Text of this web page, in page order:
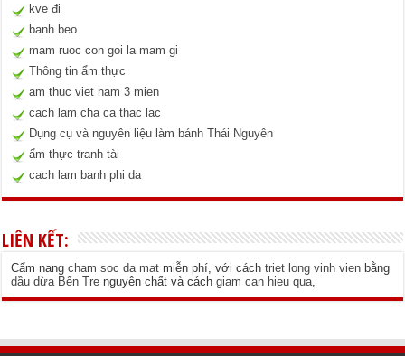
kve đi
banh beo
mam ruoc con goi la mam gi
Thông tin ẩm thực
am thuc viet nam 3 mien
cach lam cha ca thac lac
Dụng cụ và nguyên liệu làm bánh Thái Nguyên
ẩm thực tranh tài
cach lam banh phi da
LIÊN KẾT:
Cẩm nangcham soc da mat miễn phí, với cáchtriet long vinh vien bằng
dầu dừa Bến Tre nguyên chất và cáchgiam can hieu qua